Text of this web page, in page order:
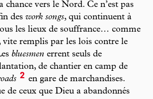
chance vers le Nord. Ce n’est pas
des work songs, qui continuent à
les lieux de souffrance… comme
vite remplis par les lois contre le
bluesmen errent seuls de
de chantier en camp de
2 en gare de marchandises.
de ceux que Dieu a abandonnés